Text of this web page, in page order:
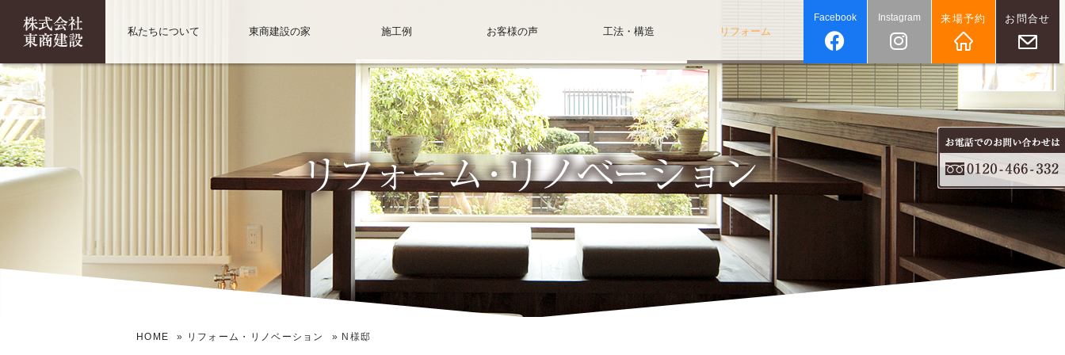
私たちについて 東商建設の家 施工例 お客様の声 工法・構造 リフォーム
Facebook Instagram 来場予約 お問合せ
HOME » リフォーム・リノベーション » N様邸